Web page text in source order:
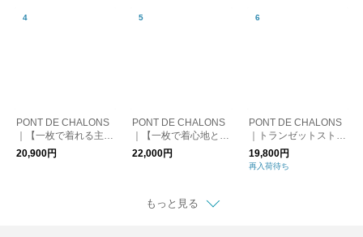
ーレースブラウス
PONT DE CHALONS
｜【一枚で着れる主役
ワンピース】オリジナ
ル刺繍ラミーコットン
20,900円
PONT DE CHALONS
｜【一枚で着心地と着
映えを叶えるワンピー
ス】メモリータフタド
22,000円
PONT DE CHALONS
｜トランゼットストラ
イプ/無地 ワンピース
（ペチコート付）
19,800円
再入荷待ち
もっと見る